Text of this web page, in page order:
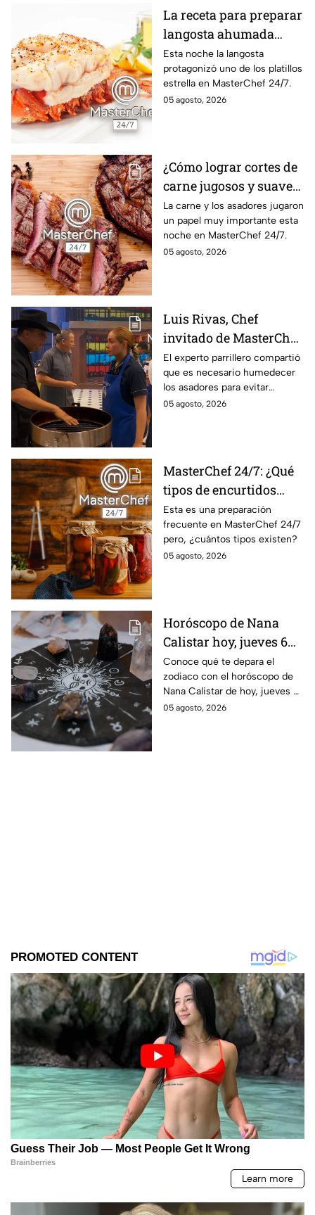
La receta para preparar
langosta ahumada
como en MasterChef
24/7
Esta noche la langosta
protagonizó uno de los platillos
estrella en MasterChef 24/7.
05 agosto, 2026
¿Cómo lograr cortes de
carne jugosos y suaves
al estilo MasterChef
24/7?
La carne y los asadores jugaron
un papel muy importante esta
noche en MasterChef 24/7.
05 agosto, 2026
Luis Rivas, Chef
invitado de MasterChef
24/7 destaca la
importancia del agua
para la preparación de
cualquier asado
El experto parrillero compartió
que es necesario humedecer
los asadores para evitar
accidentes
05 agosto, 2026
MasterChef 24/7: ¿Qué
tipos de encurtidos
hay?
Esta es una preparación
frecuente en MasterChef 24/7
pero, ¿cuántos tipos existen?
05 agosto, 2026
Horóscopo de Nana
Calistar hoy, jueves 6
de agosto: a estos
signos se les abren las
puertas del dinero
Conoce qué te depara el
zodiaco con el horóscopo de
Nana Calistar de hoy, jueves 6
de agosto. ¿Será dinero o
05 agosto, 2026